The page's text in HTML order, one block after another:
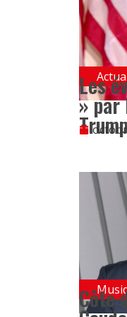
Les
» par
Côte